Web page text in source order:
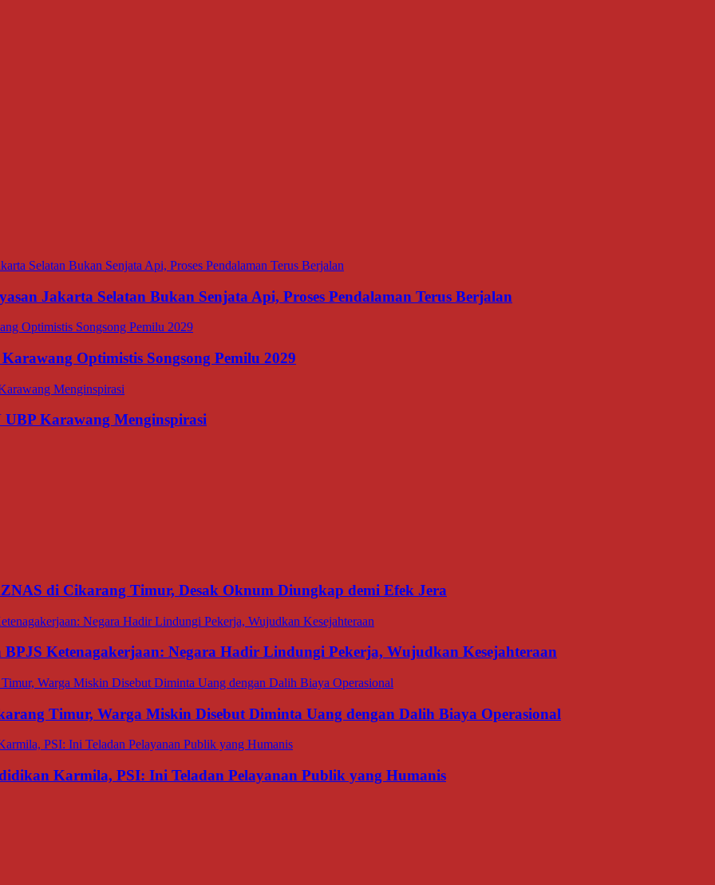
Jakarta Selatan Bukan Senjata Api, Proses Pendalaman Terus Berjalan
Optimistis Songsong Pemilu 2029
Karawang Menginspirasi
di Cikarang Timur, Desak Oknum Diungkap demi Efek Jera
Ketenagakerjaan: Negara Hadir Lindungi Pekerja, Wujudkan Kesejahteraan
Timur, Warga Miskin Disebut Diminta Uang dengan Dalih Biaya Operasional
Karmila, PSI: Ini Teladan Pelayanan Publik yang Humanis